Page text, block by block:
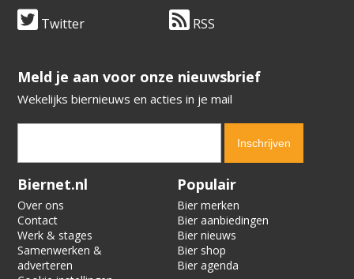
Twitter RSS
​​​​​​​Meld je aan voor onze nieuwsbrief
Wekelijks biernieuws en acties in je mail
Verification code:
Biernet.nl
Over ons
Contact
Werk & stages
Samenwerken &
adverteren
Populair
Bier merken
Bier aanbiedingen
Bier nieuws
Bier shop
Bier agenda